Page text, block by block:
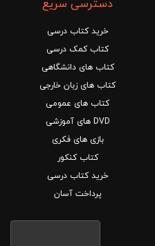
دسترسی سریع
خرید کتاب درسی
کتاب کمک درسی
کتاب های دانشگاهی
کتاب های زبان خارجی
کتاب های عمومی
DVD های آموزشی
بازی های فکری
کتاب کنکور
خرید کتاب درسی
پرداخت آسان